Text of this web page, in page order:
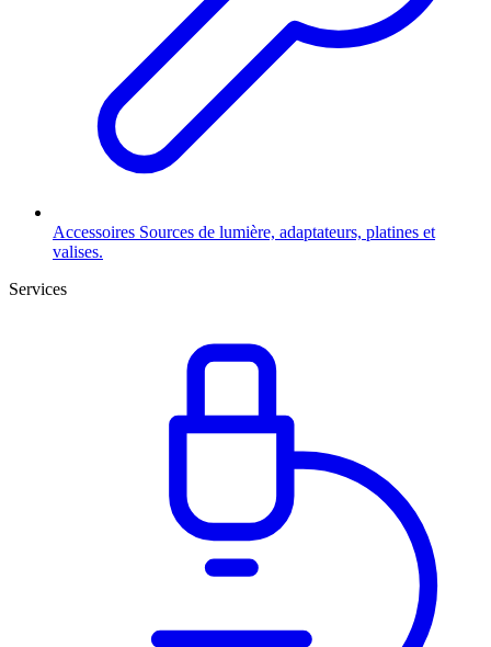
Accessoires Sources de lumière, adaptateurs, platines et
valises.
Services